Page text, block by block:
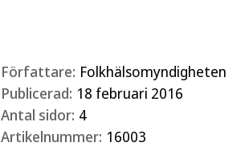
Författare: Folkhälsomyndigheten
Publicerad: 18 februari 2016
Antal sidor: 4
Artikelnummer: 16003